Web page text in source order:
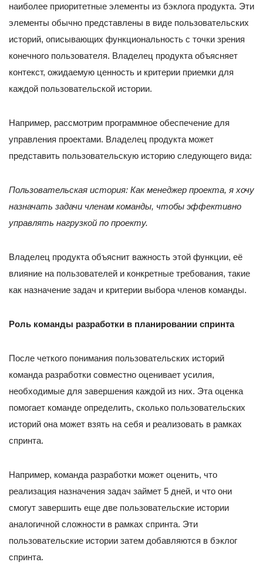
наиболее приоритетные элементы из бэклога продукта. Эти
элементы обычно представлены в виде пользовательских
историй, описывающих функциональность с точки зрения
конечного пользователя. Владелец продукта объясняет
контекст, ожидаемую ценность и критерии приемки для
каждой пользовательской истории.
Например, рассмотрим программное обеспечение для
управления проектами. Владелец продукта может
представить пользовательскую историю следующего вида:
Пользовательская история: Как менеджер проекта, я хочу
назначать задачи членам команды, чтобы эффективно
управлять нагрузкой по проекту.
Владелец продукта объяснит важность этой функции, её
влияние на пользователей и конкретные требования, такие
как назначение задач и критерии выбора членов команды.
Роль команды разработки в планировании спринта
После четкого понимания пользовательских историй
команда разработки совместно оценивает усилия,
необходимые для завершения каждой из них. Эта оценка
помогает команде определить, сколько пользовательских
историй она может взять на себя и реализовать в рамках
спринта.
Например, команда разработки может оценить, что
реализация назначения задач займет 5 дней, и что они
смогут завершить еще две пользовательские истории
аналогичной сложности в рамках спринта. Эти
пользовательские истории затем добавляются в бэклог
спринта.